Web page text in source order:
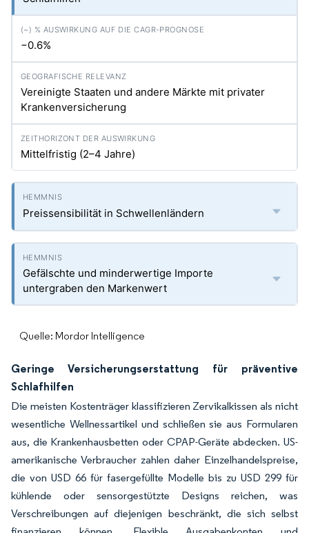
−0.6%
Vereinigte Staaten und andere Märkte mit privater
Krankenversicherung
Mittelfristig (2–4 Jahre)
Preissensibilität in Schwellenländern
Gefälschte und minderwertige Importe
untergraben den Markenwert
Quelle: Mordor Intelligence
Geringe Versicherungserstattung für präventive
Schlafhilfen
Die meisten Kostenträger klassifizieren Zervikalkissen als nicht
wesentliche Wellnessartikel und schließen sie aus Formularen
aus, die Krankenhausbetten oder CPAP-Geräte abdecken. US-
amerikanische Verbraucher zahlen daher Einzelhandelspreise,
die von USD 66 für fasergefüllte Modelle bis zu USD 299 für
kühlende oder sensorgestützte Designs reichen, was
Verschreibungen auf diejenigen beschränkt, die sich selbst